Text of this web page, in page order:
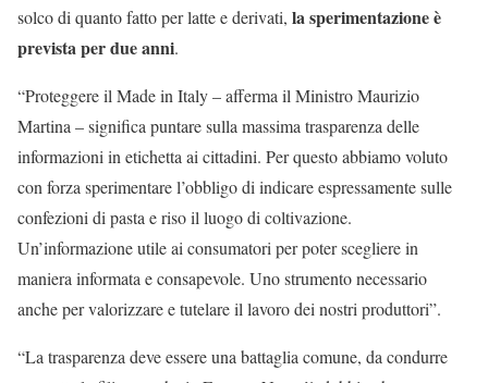
solco di quanto fatto per latte e derivati, la sperimentazione è
prevista per due anni.
“Proteggere il Made in Italy – afferma il Ministro Maurizio
Martina – significa puntare sulla massima trasparenza delle
informazioni in etichetta ai cittadini. Per questo abbiamo voluto
con forza sperimentare l’obbligo di indicare espressamente sulle
confezioni di pasta e riso il luogo di coltivazione.
Un’informazione utile ai consumatori per poter scegliere in
maniera informata e consapevole. Uno strumento necessario
anche per valorizzare e tutelare il lavoro dei nostri produttori”.
“La trasparenza deve essere una battaglia comune, da condurre